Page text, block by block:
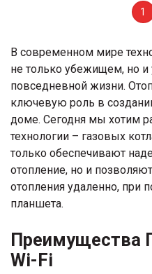
1
В современном мире
не только убежищем, но
повседневной жизни.
ключевую роль в
доме. Сегодня мы хотим
технологии – газовых
только обеспечивают
отопление, но и
отопления удаленно, при
планшета.
Преимущества
Wi-Fi